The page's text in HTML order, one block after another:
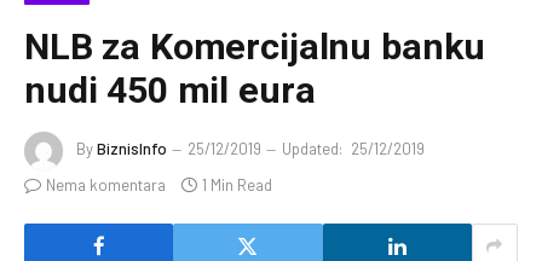
NLB za Komercijalnu banku
nudi 450 mil eura
ByBiznisInfo 25/12/2019 Updated: 25/12/2019
Nema komentara
1 Min Read